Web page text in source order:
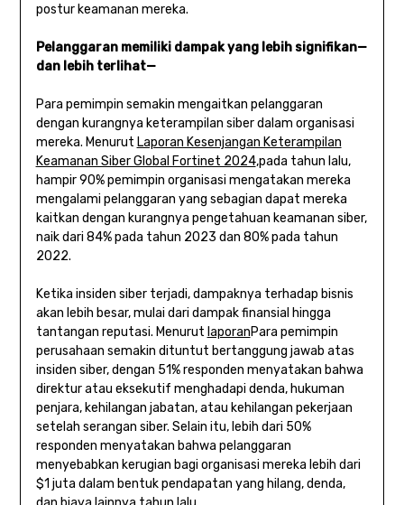
postur keamanan mereka.
Pelanggaran memiliki dampak yang lebih signifikan—
dan lebih terlihat—
Para pemimpin semakin mengaitkan pelanggaran
dengan kurangnya keterampilan siber dalam organisasi
mereka. Menurut Laporan Kesenjangan Keterampilan
Keamanan Siber Global Fortinet 2024,pada tahun lalu,
hampir 90% pemimpin organisasi mengatakan mereka
mengalami pelanggaran yang sebagian dapat mereka
kaitkan dengan kurangnya pengetahuan keamanan siber,
naik dari 84% pada tahun 2023 dan 80% pada tahun
2022.
Ketika insiden siber terjadi, dampaknya terhadap bisnis
akan lebih besar, mulai dari dampak finansial hingga
tantangan reputasi. Menurut laporanPara pemimpin
perusahaan semakin dituntut bertanggung jawab atas
insiden siber, dengan 51% responden menyatakan bahwa
direktur atau eksekutif menghadapi denda, hukuman
penjara, kehilangan jabatan, atau kehilangan pekerjaan
setelah serangan siber. Selain itu, lebih dari 50%
responden menyatakan bahwa pelanggaran
menyebabkan kerugian bagi organisasi mereka lebih dari
$1 juta dalam bentuk pendapatan yang hilang, denda,